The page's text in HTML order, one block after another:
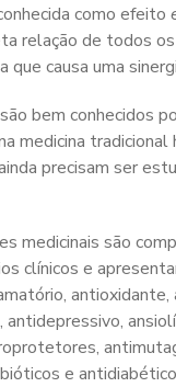
como efeito
relação de todos
que causa uma
bem conhecidos
medicina tradicional
precisam ser
medicinais são
clínicos e
antioxidante,
e